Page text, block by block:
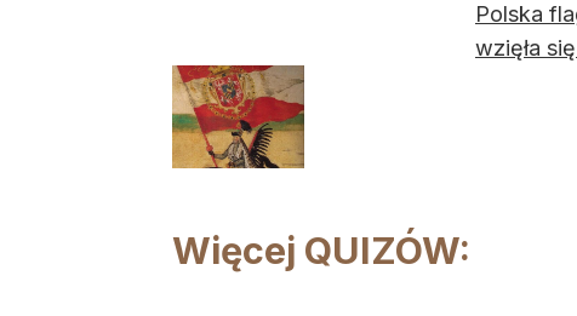
Polska
wzięła
Więcej QUIZÓW: